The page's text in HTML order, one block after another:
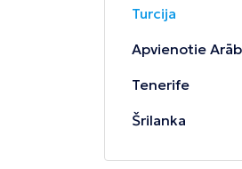
Arābu Emirāti
Sicīlija
Šrilanka
Turcija
Apvienotie
Tenerife
Šrilanka